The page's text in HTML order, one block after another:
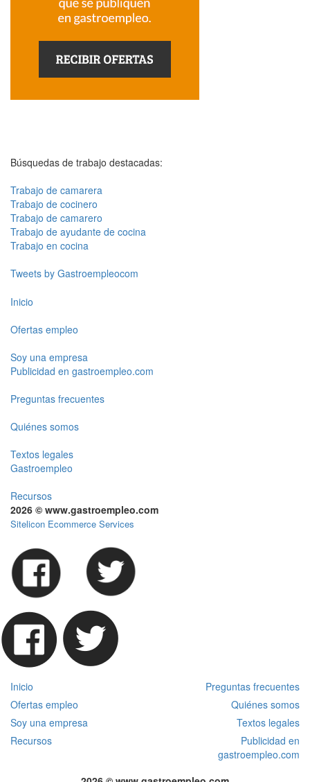
Búsquedas de trabajo destacadas:
Trabajo de camarera
Trabajo de cocinero
Trabajo de camarero
Trabajo de ayudante de cocina
Trabajo en cocina
Tweets by Gastroempleocom
Inicio
Ofertas empleo
Soy una empresa
Publicidad en gastroempleo.com
Preguntas frecuentes
Quiénes somos
Textos legales
Gastroempleo
Recursos
2026 © www.gastroempleo.com
Sitelicon Ecommerce Services
Inicio
Preguntas frecuentes
Ofertas empleo
Quiénes somos
Soy una empresa
Textos legales
Recursos
Publicidad en
gastroempleo.com